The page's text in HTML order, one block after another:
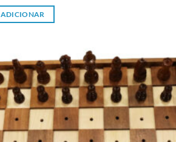
ADICIONAR
Adicionar
à lista de
desejos